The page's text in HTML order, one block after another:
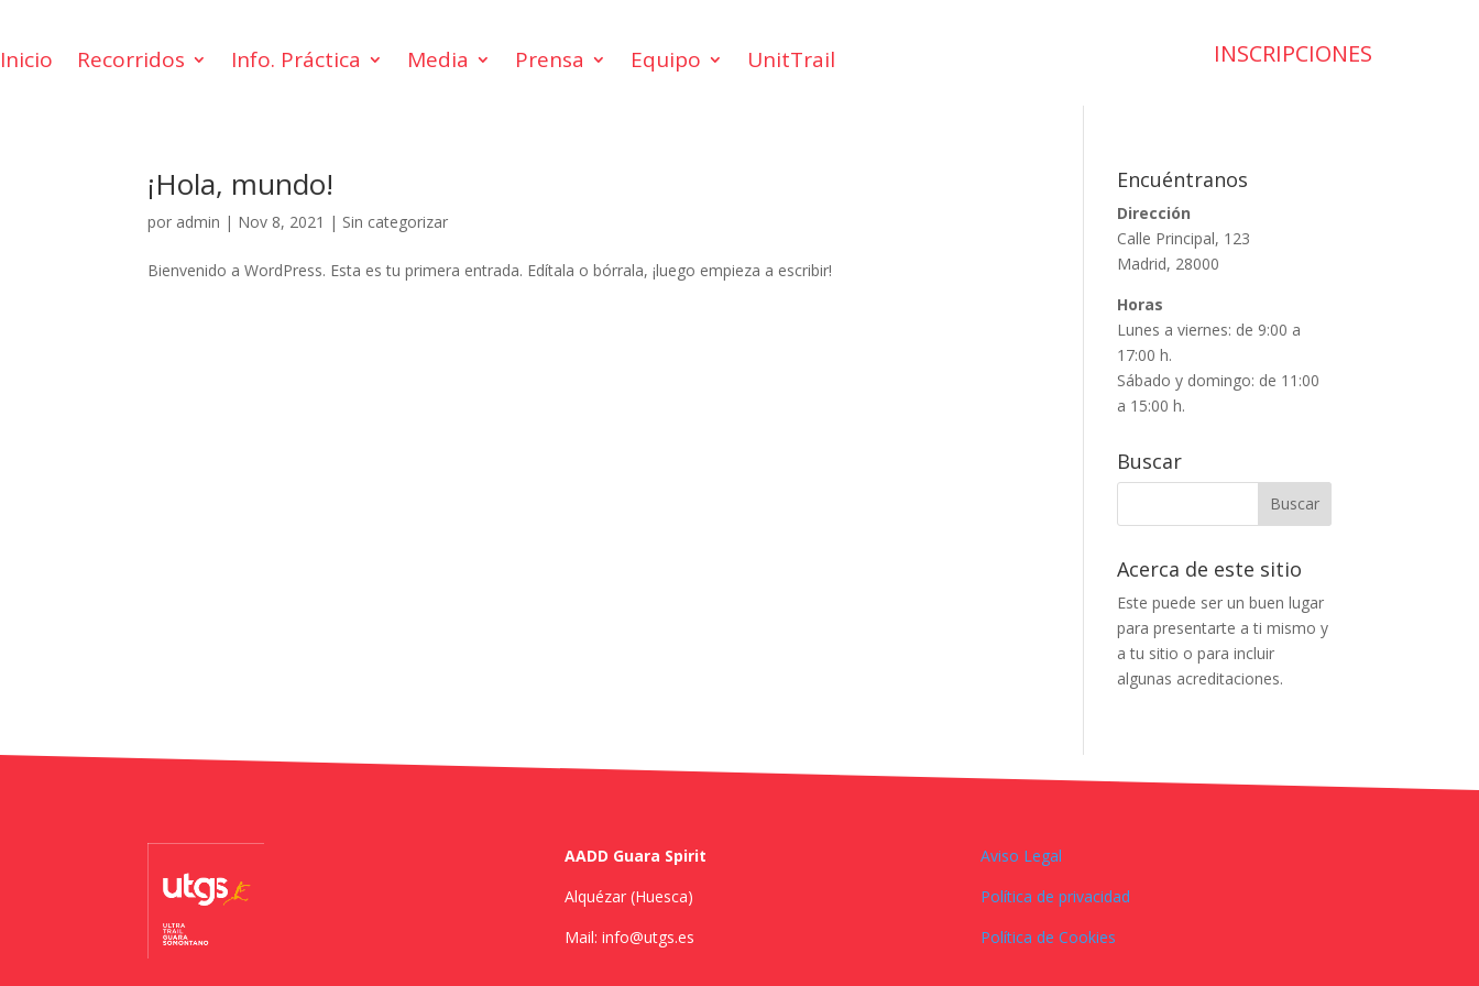
Inicio Recorridos Info. Práctica Media Prensa Equipo UnitTrail INSCRIPCIONES
¡Hola, mundo!
por admin | Nov 8, 2021 | Sin categorizar
Bienvenido a WordPress. Esta es tu primera entrada. Edítala o bórrala, ¡luego empieza a escribir!
Encuéntranos
Dirección
Calle Principal, 123
Madrid, 28000
Horas
Lunes a viernes: de 9:00 a
17:00 h.
Sábado y domingo: de 11:00
a 15:00 h.
Buscar
Acerca de este sitio
Este puede ser un buen lugar
para presentarte a ti mismo y
a tu sitio o para incluir
algunas acreditaciones.
AADD Guara Spirit
Alquézar (Huesca)
Mail: info@utgs.es
Aviso Legal
Política de privacidad
Política de Cookies